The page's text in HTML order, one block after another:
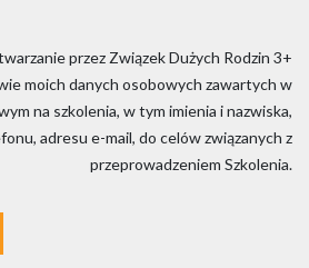
przez Związek Dużych Rodzin 3+
moich danych osobowych zawartych w
na szkolenia, w tym imienia i nazwiska,
adresu e-mail, do celów związanych z
przeprowadzeniem Szkolenia.